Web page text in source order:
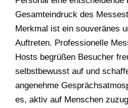
Gesamteindruck des
Merkmal ist ein souveränes
Auftreten. Professionelle
Hosts begrüßen Besucher
selbstbewusst auf und
angenehme
es, aktiv auf Menschen